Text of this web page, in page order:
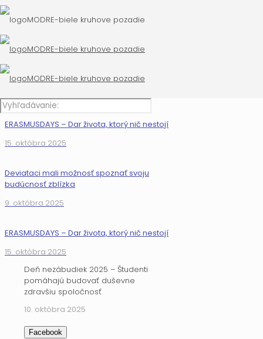
Deviataci mali možnosť spoznať svoju
budúcnosť zblízka
ERASMUSDAYS – Dar života, ktorý nič nestojí
15. októbra 2025
Deviataci mali možnosť spoznať svoju
budúcnosť zblízka
9. októbra 2025
ERASMUSDAYS – Dar života, ktorý nič nestojí
15. októbra 2025
Deň nezábudiek 2025 – Študenti
pomáhajú budovať duševne
zdravšiu spoločnosť
10. októbra 2025
Facebook